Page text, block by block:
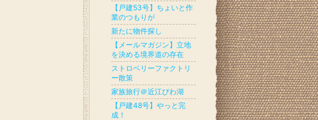
【戸建53号】ちょいと作
業のつもりが
新たに物件探し
【メールマガジン】立地
を決める境界道の存在
ストロベリーファクトリ
ー散策
家族旅行＠近江びわ湖
【戸建48号】やっと完
成！